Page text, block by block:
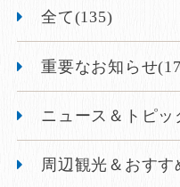
全て(135)
重要なお知らせ
ニュース＆トピッ
周辺観光＆おす